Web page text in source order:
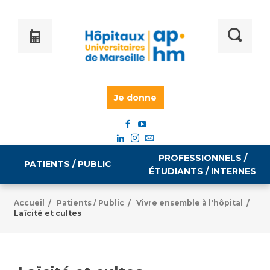
Je donne
PATIENTS / PUBLIC
PROFESSIONNELS /
ÉTUDIANTS / INTERNES
Emploi / formation
Accueil / Patients / Public / Vivre ensemble à l'hôpital
/
Laïcité et cultes